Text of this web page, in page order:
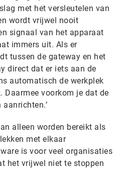
met het versleutelen van
wordt vrijwel nooit
signaal van het apparaat
immers uit. Als er
tussen de gateway en het
direct dat er iets aan de
automatisch de werkplek
Daarmee voorkom je dat de
alleen worden bereikt als
met elkaar
is voor veel organisaties
het vrijwel niet te stoppen